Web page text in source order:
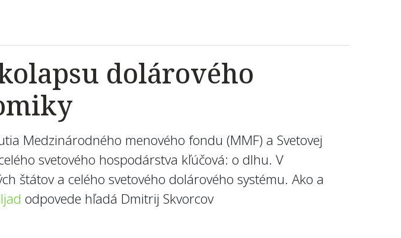
dolárového
Medzinárodného menového fondu (MMF) a Svetovej
svetového hospodárstva kľúčová: o dlhu. V
štátov a celého svetového dolárového systému. Ako a
odpovede hľadá Dmitrij Skvorcov